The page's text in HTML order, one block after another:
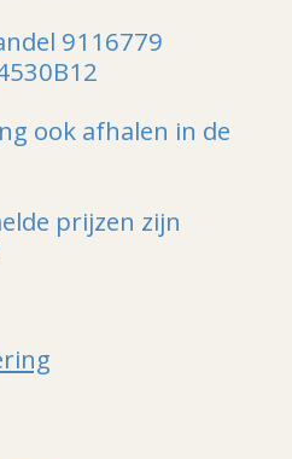
9116779
ook afhalen in de
prijzen zijn